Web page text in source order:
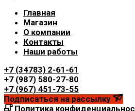
Главная
Магазин
О компании
Контакты
Наши работы
+7 (34783) 2-61-61
+7 (987) 580-27-80
+7 (967) 451-73-55
Подписаться на рассылку
Политика